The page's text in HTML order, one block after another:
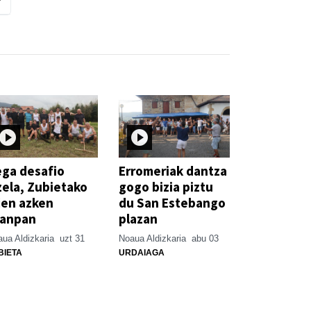
desafio
Zubietako
azken
Aldizkaria uzt 31
Erromeriak dantza
gogo bizia piztu
du San Estebango
plazan
Noaua Aldizkaria abu 03
URDAIAGA